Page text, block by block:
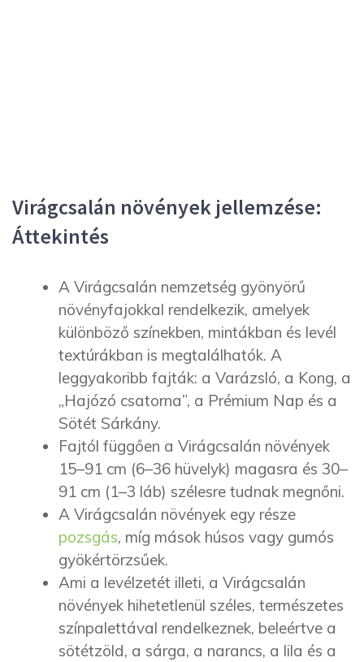
Virágcsalán növények jellemzése:
Áttekintés
A Virágcsalán nemzetség gyönyörű
növényfajokkal rendelkezik, amelyek
különböző színekben, mintákban és levél
textúrákban is megtalálhatók. A
leggyakoribb fajták: a Varázsló, a Kong, a
„Hajózó csatorna”, a Prémium Nap és a
Sötét Sárkány.
Fajtól függően a Virágcsalán növények
15–91 cm (6–36 hüvelyk) magasra és 30–
91 cm (1–3 láb) szélesre tudnak megnőni.
A Virágcsalán növények egy része
pozsgás, míg mások húsos vagy gumós
gyökértörzsűek.
Ami a levélzetét illeti, a Virágcsalán
növények hihetetlenül széles, természetes
színpalettával rendelkeznek, beleértve a
sötétzöld, a sárga, a narancs, a lila és a